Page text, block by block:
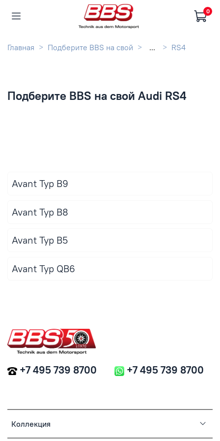
0
Главная Подберите BBS на свой ... RS4
Подберите BBS на свой Audi RS4
Avant Typ B9
Avant Typ B8
Avant Typ B5
Avant Typ QB6
Коллекция
+7 495 739 8700 +7 495 739 8700